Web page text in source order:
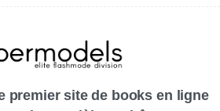
premier site de books en ligne